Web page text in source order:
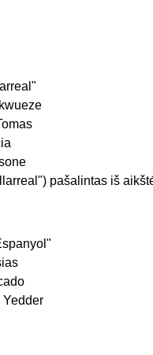
pašalintas iš
Yedder